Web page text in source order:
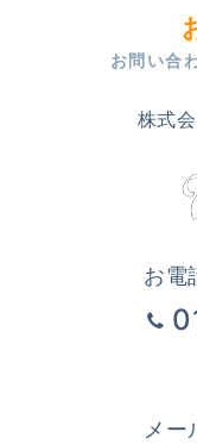
お問い合
株式
お電
メー